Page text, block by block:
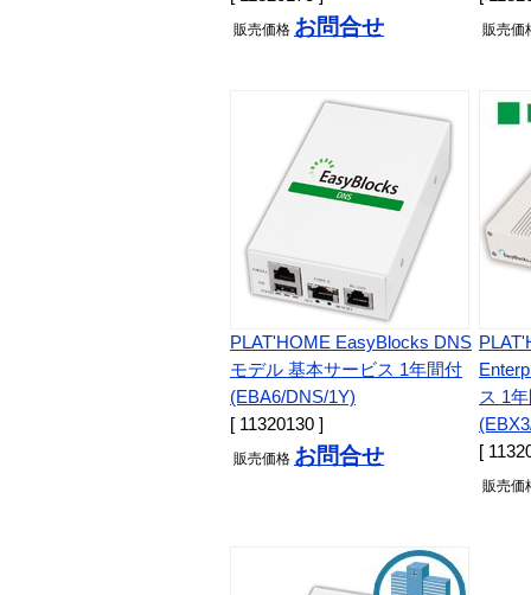
販売価格 お問合せ 販売価
PLAT'HOME EasyBlocks DNS
モデル 基本サービス 1年間付
(EBA6/DNS/1Y)
[ 11320130 ]
販売価格 お問合せ
ス 1
[
販売価